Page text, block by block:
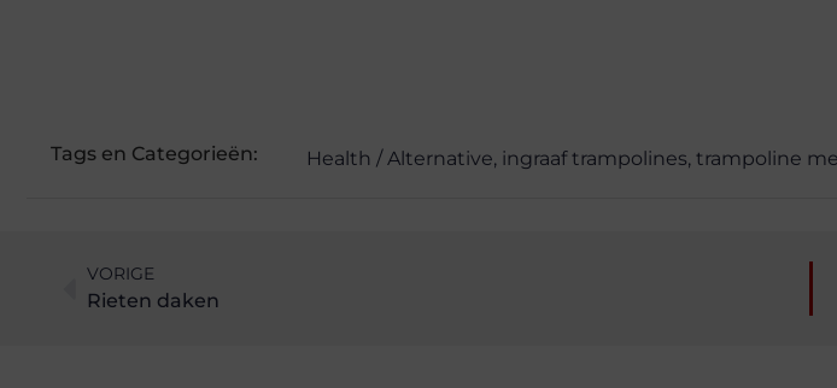
Tags en Categorieën: Health / Alternative, ingraaf trampolines, trampoline
VORIGE
Rieten daken